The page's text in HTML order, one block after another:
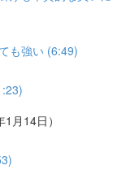
も強い (6:49)
月14日）